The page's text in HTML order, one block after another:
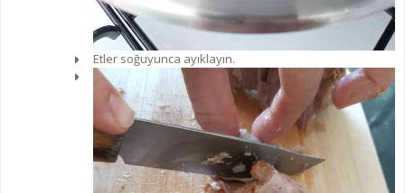
Etler soğuyunca ayıklayın.